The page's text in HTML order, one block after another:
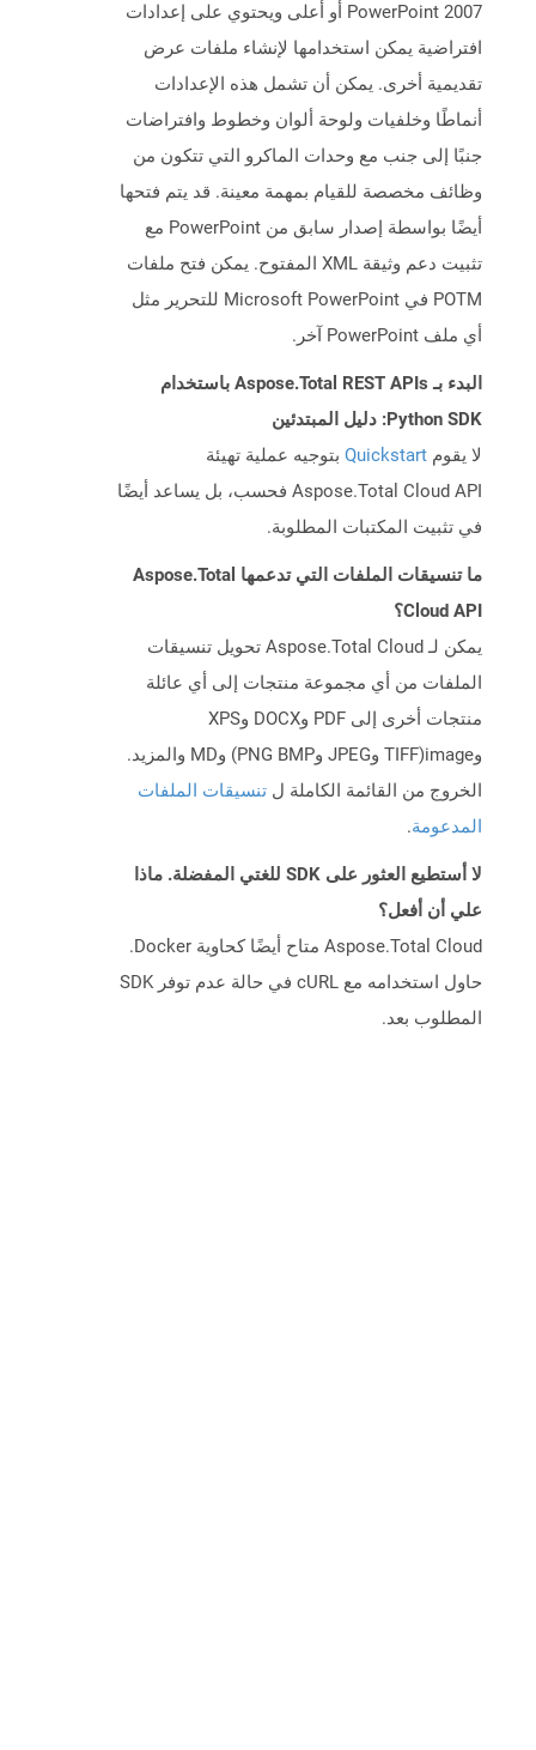
PowerPoint 2007 أو أعلى ويحتوي على إعدادات
افتراضية يمكن استخدامها لإنشاء ملفات عرض
تقديمية أخرى. يمكن أن تشمل هذه الإعدادات
أنماطًا وخلفيات ولوحة ألوان وخطوط وافتراضات
جنبًا إلى جنب مع وحدات الماكرو التي تتكون من
وظائف مخصصة للقيام بمهمة معينة. قد يتم فتحها
أيضًا بواسطة إصدار سابق من PowerPoint مع
تثبيت دعم وثيقة XML المفتوح. يمكن فتح ملفات
POTM في Microsoft PowerPoint للتحرير مثل
أي ملف PowerPoint آخر.
البدء بـ Aspose.Total REST APIs باستخدام
Python SDK: دليل المبتدئين
لا يقوم Quickstart بتوجيه عملية تهيئة
Aspose.Total Cloud API فحسب، بل يساعد أيضًا
في تثبيت المكتبات المطلوبة.
ما تنسيقات الملفات التي تدعمها Aspose.Total
Cloud API؟
يمكن لـ Aspose.Total Cloud تحويل تنسيقات
الملفات من أي مجموعة منتجات إلى أي عائلة
منتجات أخرى إلى PDF وDOCX وXPS
وimage(TIFF وJPEG وPNG BMP) وMD والمزيد.
الخروج من القائمة الكاملة ل تنسيقات الملفات
المدعومة.
لا أستطيع العثور على SDK للغتي المفضلة. ماذا
علي أن أفعل؟
Aspose.Total Cloud متاح أيضًا كحاوية Docker.
حاول استخدامه مع cURL في حالة عدم توفر SDK
المطلوب بعد.